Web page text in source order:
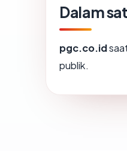
Dalam
pgc.co.id
publik.